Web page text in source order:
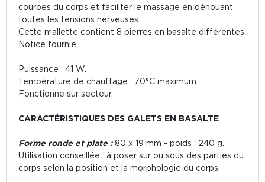
courbes du corps et faciliter le massage en dénouant
toutes les tensions nerveuses.
Cette mallette contient 8 pierres en basalte différentes.
Notice fournie.
Puissance : 41 W.
Température de chauffage : 70°C maximum.
Fonctionne sur secteur.
CARACTÉRISTIQUES DES GALETS EN BASALTE
Forme ronde et plate :80 x 19 mm - poids : 240 g.
Utilisation conseillée : à poser sur ou sous des parties du
corps selon la position et la morphologie du corps.